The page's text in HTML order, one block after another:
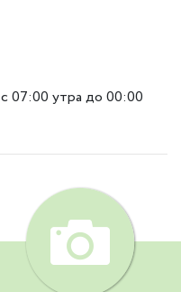
с 07:00 утра до 00:00